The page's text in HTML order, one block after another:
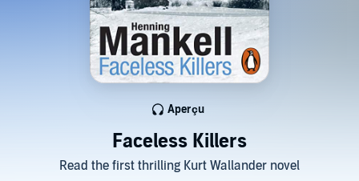
Faceless Killers
Read the first thrilling Kurt Wallander novel
Aperçu